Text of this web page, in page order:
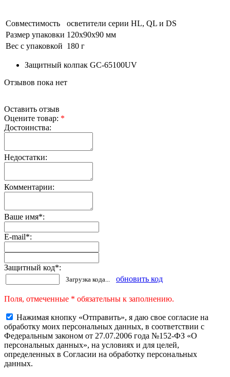
Совместимость
осветители серии HL, QL и DS
Размер упаковки 120х90х90 мм
Вес с упаковкой 180 г
Защитный колпак GC-65100UV
Отзывов пока нет
Оставить отзыв
Оцените товар: *
Достоинства:
Недостатки:
Комментарии:
Ваше имя*:
E-mail*:
Защитный код*:
Загрузка кода... обновить код
Поля, отмеченные * обязательны к заполнению.
Нажимая кнопку «Отправить», я даю свое согласие на
обработку моих персональных данных, в соответствии с
Федеральным законом от 27.07.2006 года №152-ФЗ «О
персональных данных», на условиях и для целей,
определенных в Согласии на обработку персональных
данных.